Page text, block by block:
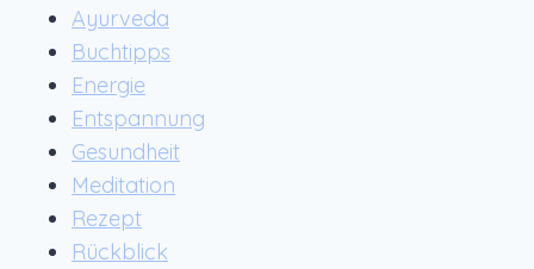
Ayurveda
Buchtipps
Energie
Entspannung
Gesundheit
Meditation
Rezept
Rückblick